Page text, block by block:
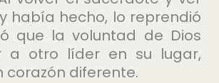
había hecho, lo reprendió
que la voluntad de Dios
a otro líder en su lugar,
corazón diferente.